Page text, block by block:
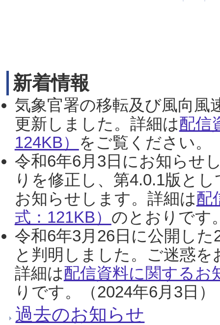
新着情報
気象官署の移転及び風向風
更新しました。詳細は配信
124KB） をご覧ください。
令和6年6月3日にお知らせ
りを修正し、第4.0.1版と
お知らせします。詳細は配
式：121KB） のとおりです
令和6年3月26日に公開し
と判明しました。ご迷惑
詳細は配信資料に関するお
りです。（2024年6月3日）
過去のお知らせ